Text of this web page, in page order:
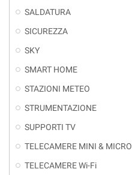
SALDATURA
SICUREZZA
SKY
SMART HOME
STAZIONI METEO
STRUMENTAZIONE
SUPPORTI TV
TELECAMERE MINI & MICRO
TELECAMERE Wi-Fi